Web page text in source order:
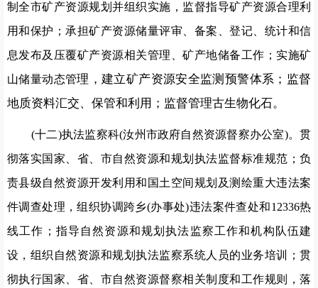
制全市矿产资源规划并组织实施，监督指导矿产资源合理利
用和保护；承担矿产资源储量评审、备案、登记、统计和信
息发布及 压覆矿产资源相关管理、矿产地储备工作；实施矿
山储量动态管理，建立矿产资源安全监测预警体系；监督
地质资料汇交、保管和利用；监督管理古生物化石。
(十二)执法监察科(汝州市政府自然资源督察办公室)。 贯
彻落实国家、省、市自然资源和规划执法监督标准规范； 负
责县级自然资源开发利用和国土空间规划及测绘重大违法案
件调查处理，组织协调跨乡(办事处)违法案件查处和12336热
线工作； 指导自然资源和规划执法监察工作和机构队伍建
设，组织自然资源和规划执法监察系统人员的业务培训；贯
彻执行国家、省、市自然资源督察相关制度和工作规则，落